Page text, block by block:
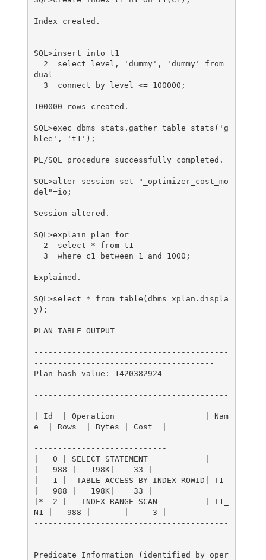
Index created.
SQL>insert into t1
dual
100000 rows created.
SQL>exec dbms_stats.gather_table_stats('g
hlee', 't1');
PL/SQL procedure successfully completed.
SQL>alter session set "_optimizer_cost_mo
del"=io;
Session altered.
SQL>explain plan for
Explained.
SQL>select * from table(dbms_xplan.displa
y);
PLAN_TABLE_OUTPUT
-----------------------------------------
-----------------------------------------
--------------------------------------
Plan hash value: 1420382924
-----------------------------------------
----------------------------
| Id  | Operation                   | Nam
e  | Rows  | Bytes | Cost  |
-----------------------------------------
----------------------------
|   0 | SELECT STATEMENT            |
|   988 |   198K|    33 |
|   1 |  TABLE ACCESS BY INDEX ROWID| T1
|   988 |   198K|    33 |
|*  2 |   INDEX RANGE SCAN          | T1_
N1 |   988 |       |     3 |
-----------------------------------------
----------------------------
Predicate Information (identified by oper